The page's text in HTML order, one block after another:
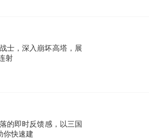
士，深入崩坏高塔，展
射
的即时反馈感，以三国
你快速建